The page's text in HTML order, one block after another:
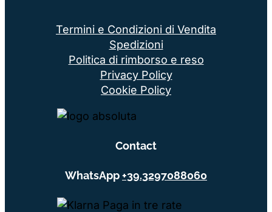
Termini e Condizioni di Vendita
Spedizioni
Politica di rimborso e reso
Privacy Policy
Cookie Policy
Contact
WhatsApp+39.3297088060